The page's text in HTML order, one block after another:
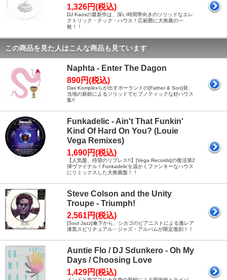
1,326円(税込)
DJ Kaosの最新作は、深い時間帯向きのソリッドなエレ
クトリック・テック・ハウス！広範囲に大推薦の一
枚！！
この商品を見た人はこんな商品も見ています
Naphta - Enter The Dagon
890円(税込)
Das Komplexらが出すポーランドの[Father & Son]発、
当地の新鋭によるソリッドでヒプノティックな好ハウス
集!!
Funkadelic - Ain't That Funkin'
Kind Of Hard On You? (Louie
Vega Remixes)
1,690円(税込)
【人気盤、待望のリプレス!!】[Vega Records]の復活第2
弾ヴァイナル！Funkadelicを温かくファンキーなハウス
にリミックスした大推薦盤！！
Steve Colson and the Unity
Troupe - Triumph!
2,561円(税込)
[Soul Jazz]傘下から、シカゴのピアニストによる激レア
漆黒スピリチュアル・ジャズ・アルバムが限定復刻！！
Auntie Flo / DJ Sdunkero - Oh My
Days / Choosing Love
1,429円(税込)